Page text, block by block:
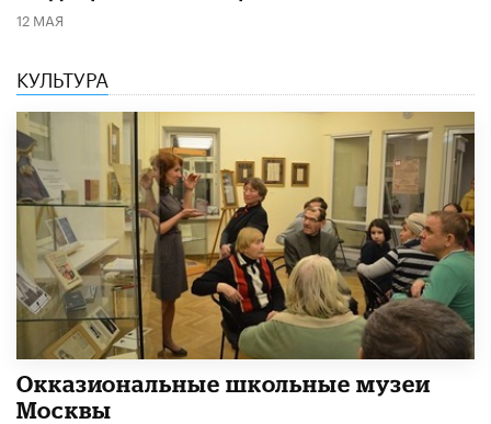
12 МАЯ
КУЛЬТУРА
​Окказиональные школьные музеи
Москвы